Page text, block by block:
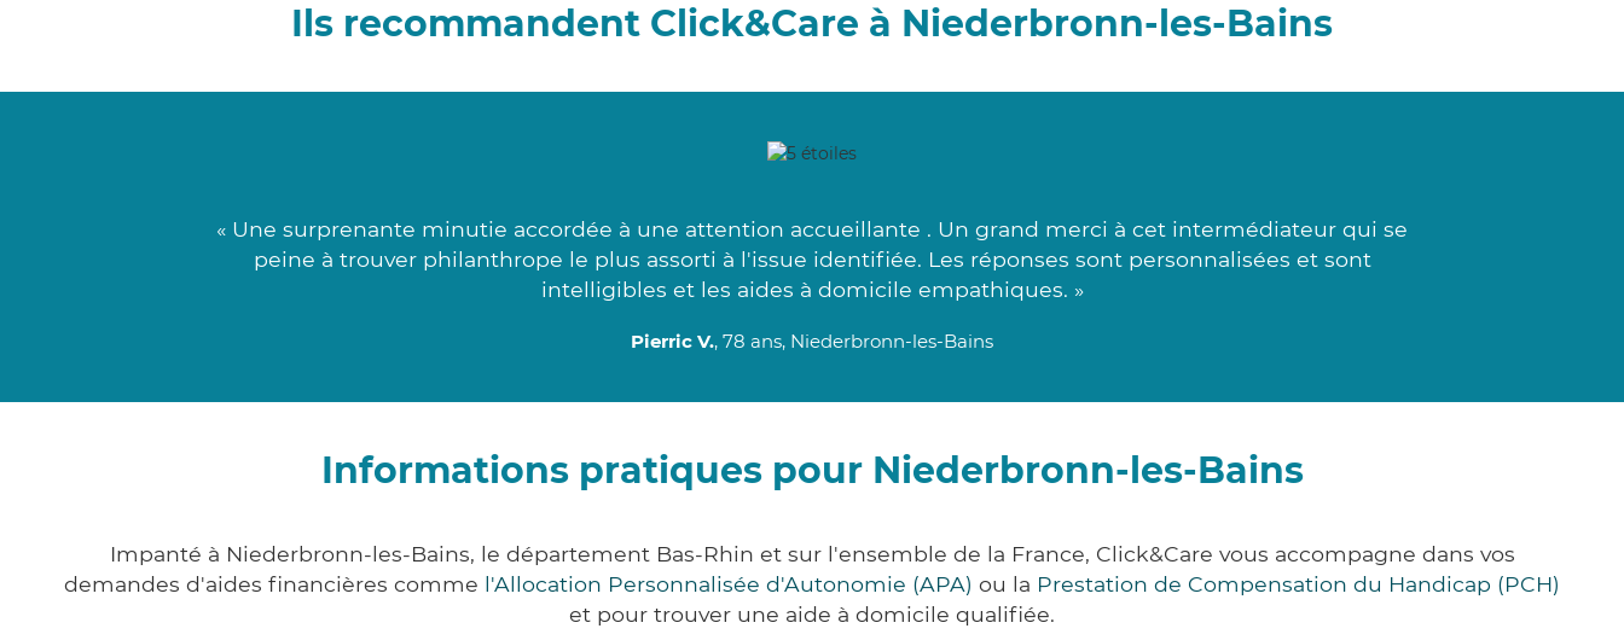
Ils recommandent Click&Care à Niederbronn-les-Bains
« Une surprenante minutie accordée à une attention accueillante . Un grand merci à cet intermédiateur qui se
peine à trouver philanthrope le plus assorti à l'issue identifiée. Les réponses sont personnalisées et sont
intelligibles et les aides à domicile empathiques. »
Pierric V., 78 ans, Niederbronn-les-Bains
Informations pratiques pour Niederbronn-les-Bains
Impanté à Niederbronn-les-Bains, le département Bas-Rhin et sur l'ensemble de la France, Click&Care vous accompagne dans vos
demandes d'aides financières comme l'Allocation Personnalisée d'Autonomie (APA) ou la Prestation de Compensation du Handicap (PCH)
et pour trouver une aide à domicile qualifiée.